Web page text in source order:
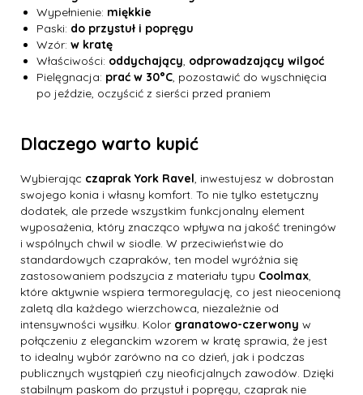
Wypełnienie: miękkie
Paski: do przystuł i popręgu
Wzór: w kratę
Właściwości: oddychający, odprowadzający wilgoć
Pielęgnacja: prać w 30°C, pozostawić do wyschnięcia
po jeździe, oczyścić z sierści przed praniem
Dlaczego warto kupić
Wybierając czaprak York Ravel, inwestujesz w dobrostan
swojego konia i własny komfort. To nie tylko estetyczny
dodatek, ale przede wszystkim funkcjonalny element
wyposażenia, który znacząco wpływa na jakość treningów
i wspólnych chwil w siodle. W przeciwieństwie do
standardowych czapraków, ten model wyróżnia się
zastosowaniem podszycia z materiału typu Coolmax,
które aktywnie wspiera termoregulację, co jest nieocenioną
zaletą dla każdego wierzchowca, niezależnie od
intensywności wysiłku. Kolor granatowo-czerwony w
połączeniu z eleganckim wzorem w kratę sprawia, że jest
to idealny wybór zarówno na co dzień, jak i podczas
publicznych wystąpień czy nieoficjalnych zawodów. Dzięki
stabilnym paskom do przystuł i popręgu, czaprak nie